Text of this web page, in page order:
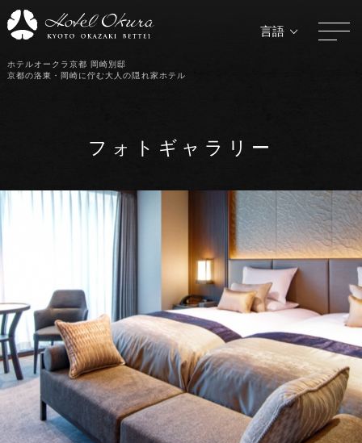
ホテルオークラ京都 岡崎別邸
京都の洛東・岡崎に佇む大人の隠れ家ホテル
言語
フォトギャラリー